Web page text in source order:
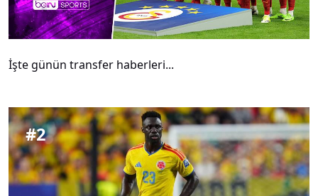
İşte günün transfer haberleri...
#2